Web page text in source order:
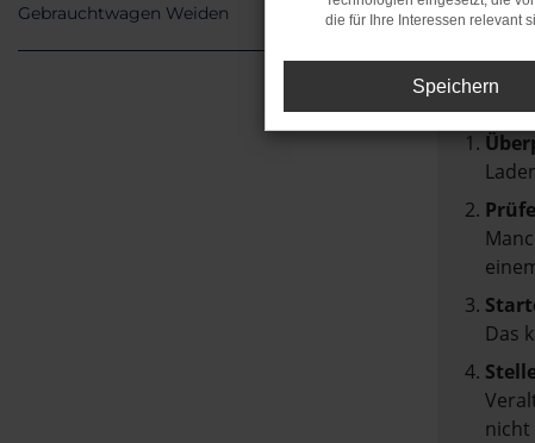
Gebrauchtwagen Weiden
Beim
Hier
Das
die für Ihre Interessen relevant
Speichern